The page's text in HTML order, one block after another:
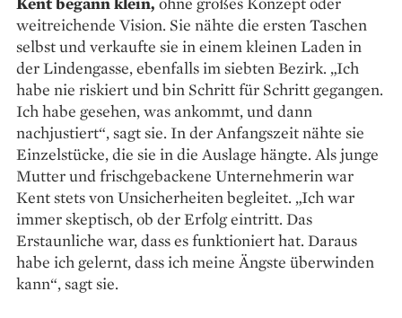
weitreichende Vision. Sie nähte die ersten Taschen
selbst und verkaufte sie in einem kleinen Laden in
der Lindengasse, ebenfalls im siebten Bezirk. „Ich
habe nie riskiert und bin Schritt für Schritt gegangen.
Ich habe gesehen, was ankommt, und dann
nachjustiert“, sagt sie. In der Anfangszeit nähte sie
Einzelstücke, die sie in die Auslage hängte. Als junge
Mutter und frischgebackene Unternehmerin war
Kent stets von Unsicherheiten begleitet. „Ich war
immer skeptisch, ob der Erfolg eintritt. Das
Erstaunliche war, dass es funktioniert hat. Daraus
habe ich gelernt, dass ich meine Ängste überwinden
kann“, sagt sie.